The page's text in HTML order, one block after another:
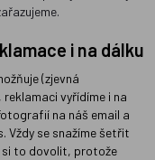
i na dálku
(zjevná
vyřídíme i na
na náš email a
Vždy se snažíme šetřit
si to dovolit, protože